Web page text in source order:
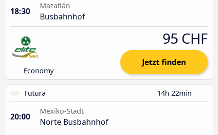
18:30
Mazatlán
Busbahnhof
Economy
95 CHF
Jetzt finden
Futura 14h 22min
20:00
Mexiko-Stadt
Norte Busbahnhof